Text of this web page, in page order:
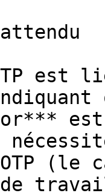
est
est
(le
de